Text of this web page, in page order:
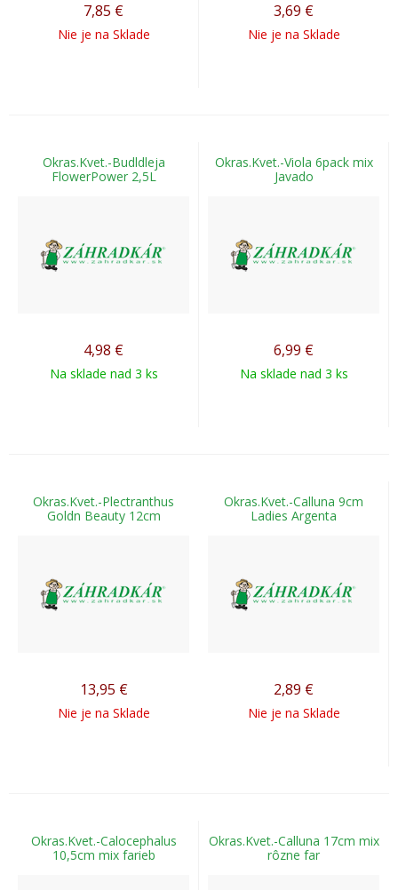
7,85 €
Nie je na Sklade
3,69 €
Nie je na Sklade
Okras.Kvet.-Budldleja
FlowerPower 2,5L
4,98 €
Na sklade nad 3 ks
Okras.Kvet.-Viola 6pack mix
Javado
6,99 €
Na sklade nad 3 ks
Okras.Kvet.-Plectranthus
Goldn Beauty 12cm
13,95 €
Nie je na Sklade
Okras.Kvet.-Calluna 9cm
Ladies Argenta
2,89 €
Nie je na Sklade
Okras.Kvet.-Calocephalus
10,5cm mix farieb
Okras.Kvet.-Calluna 17cm mix
rôzne far